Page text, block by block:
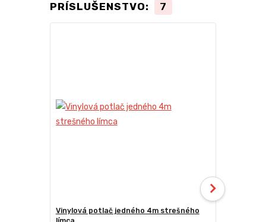
PRÍSLUŠENSTVO:
7
Vinylová potlač jedného 4m strešného